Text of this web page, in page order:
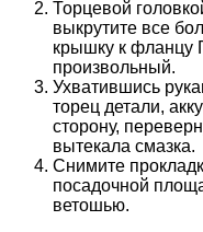
Торцевой
выкрутите все
крышку к фланцу
произвольный.
Ухватившись
торец детали,
сторону,
вытекала смазка.
Снимите
посадочной
ветошью.